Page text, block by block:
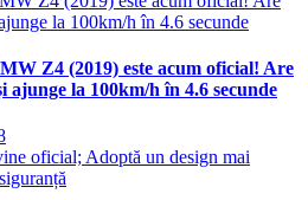
Z4 (2019) este acum oficial! Are
ajunge la 100km/h în 4.6 secunde